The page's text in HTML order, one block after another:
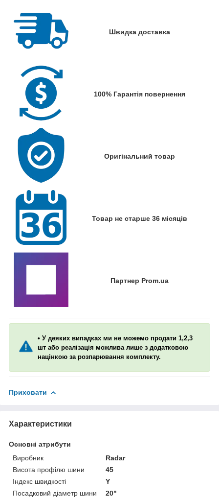
Швидка доставка
100% Гарантія повернення
Оригінальний товар
Товар не старше 36 місяців
Партнер Prom.ua
• У деяких випадках ми не можемо продати 1,2,3
шт або реалізація можлива лише з додатковою
націнкою за розпарювання комплекту.
Приховати
Характеристики
Основні атрибути
Виробник
Radar
Висота профілю шини
45
Індекс швидкості
Y
Посадковий діаметр шини
20"